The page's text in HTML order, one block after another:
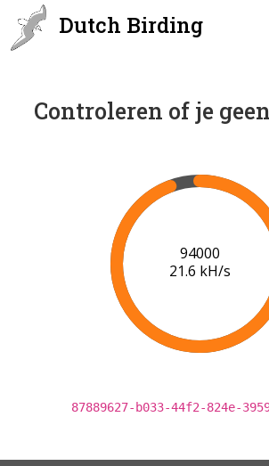
Dutch Birding
Controleren of je
96000
21.7 kH/s
87889627-b033-44f2-824e-